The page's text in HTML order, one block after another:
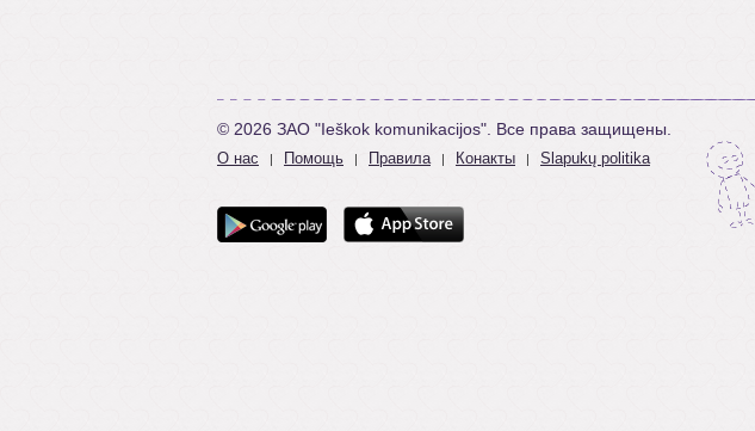
© 2026 ЗАО "Ieškok komunikacijos". Все права защищены.
О нас | Помощь | Правила | Конакты | Slapukų politika